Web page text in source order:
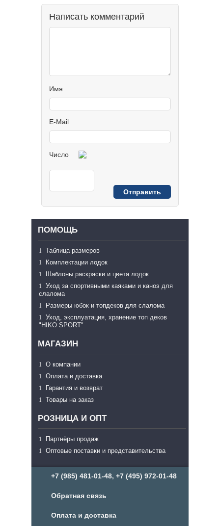
Написать комментарий
Имя
E-Mail
Число
ПОМОЩЬ
Таблица размеров
Комплектации лодок
Шаблоны раскраски и цвета лодок
Уход за спортивными каяками и каноэ для
слалома
Размеры юбок и топдеков для слалома
Уход, эксплуатация, хранение топ деков
"HIKO SPORT"
МАГАЗИН
О компании
Оплата и доставка
Гарантия и возврат
Товары на заказ
РОЗНИЦА И ОПТ
Партнёры продаж
Оптовые поставки и представительства
+7 (985) 481-01-48, +7 (495) 972-01-48
Обратная связь
Оплата и доставка